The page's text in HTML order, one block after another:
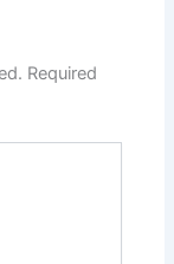
Required